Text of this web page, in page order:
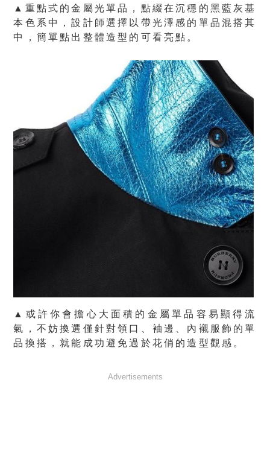
▲重點式的金屬光單品，點綴在沉穩的黑藍灰基
本色系中，設計師選擇以帶光澤感的單品混搭其
中，簡單點出整體造型的可看亮點。
▲或許你會擔心大面積的金屬單品容易顯得流
氣，不妨換選僅針對領口、袖邊、內襯服飾的單
品換搭，就能成功避免過於花俏的造型觀感。
Advertisements